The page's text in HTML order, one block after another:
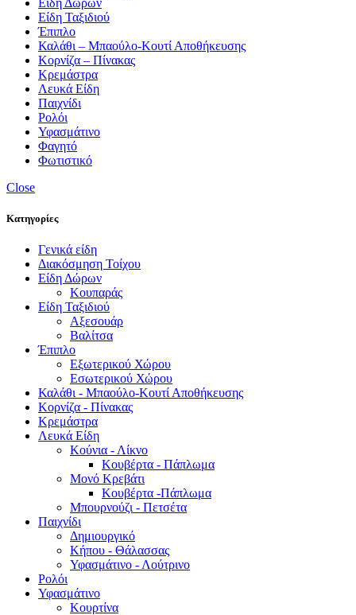
Είδη Ταξιδιού
Έπιπλο
Καλάθι – Μπαούλο-Κουτί Αποθήκευσης
Κορνίζα – Πίνακας
Κρεμάστρα
Λευκά Είδη
Παιχνίδι
Ρολόι
Υφασμάτινο
Φαγητό
Φωτιστικό
Close
Κατηγορίες
Γενικά είδη
Διακόσμηση Τοίχου
Είδη Δώρων
Κουπαράς
Είδη Ταξιδιού
Αξεσουάρ
Βαλίτσα
Έπιπλο
Εξωτερικού Χώρου
Εσωτερικού Χώρου
Καλάθι - Μπαούλο-Κουτί Αποθήκευσης
Κορνίζα - Πίνακας
Κρεμάστρα
Λευκά Είδη
Κούνια - Λίκνο
Κουβέρτα - Πάπλωμα
Μονό Κρεβάτι
Κουβέρτα -Πάπλωμα
Μπουρνούζι - Πετσέτα
Παιχνίδι
Δημιουργικό
Κήπου - Θάλασσας
Υφασμάτινο - Λούτρινο
Ρολόι
Υφασμάτινο
Κουρτίνα